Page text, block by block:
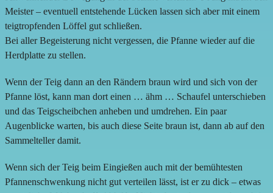
Meister – eventuell entstehende Lücken lassen sich aber mit einem
teigtropfenden Löffel gut schließen.
Bei aller Begeisterung nicht vergessen, die Pfanne wieder auf die
Herdplatte zu stellen.
Wenn der Teig dann an den Rändern braun wird und sich von der
Pfanne löst, kann man dort einen … ähm … Schaufel unterschieben
und das Teigscheibchen anheben und umdrehen. Ein paar
Augenblicke warten, bis auch diese Seite braun ist, dann ab auf den
Sammelteller damit.
Wenn sich der Teig beim Eingießen auch mit der bemühtesten
Pfannenschwenkung nicht gut verteilen lässt, ist er zu dick – etwas